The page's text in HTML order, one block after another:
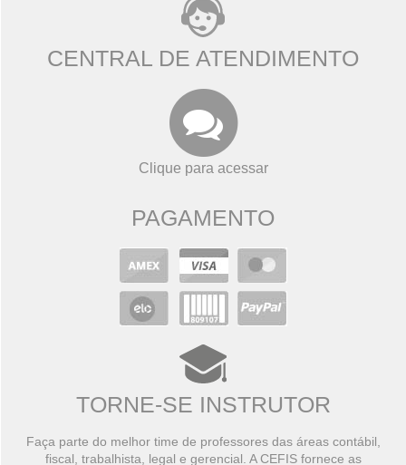
CENTRAL DE ATENDIMENTO
Clique para acessar
PAGAMENTO
TORNE-SE INSTRUTOR
Faça parte do melhor time de professores das áreas contábil,
fiscal, trabalhista, legal e gerencial. A CEFIS fornece as